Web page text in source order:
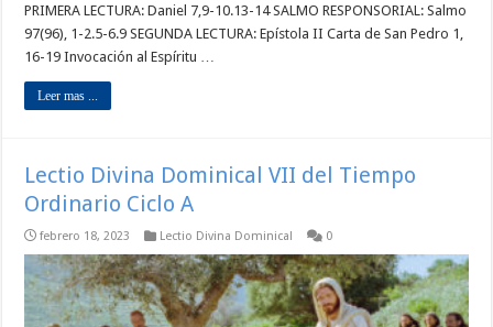
PRIMERA LECTURA: Daniel 7,9-10.13-14 SALMO RESPONSORIAL: Salmo
97(96), 1-2.5-6.9 SEGUNDA LECTURA: Epístola II Carta de San Pedro 1,
16-19 Invocación al Espíritu …
Leer mas ...
Lectio Divina Dominical VII del Tiempo
Ordinario Ciclo A
febrero 18, 2023 Lectio Divina Dominical 0